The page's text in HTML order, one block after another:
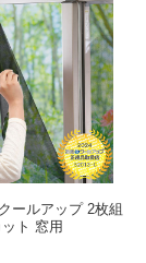
ールアップ 2枚組
ト 窓用